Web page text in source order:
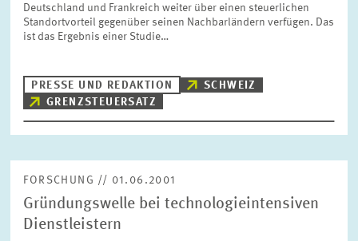
Deutschland und Frankreich weiter über einen steuerlichen
Standortvorteil gegenüber seinen Nachbarländern verfügen. Das
ist das Ergebnis einer Studie…
PRESSE UND REDAKTION
SCHWEIZ
GRENZSTEUERSATZ
FORSCHUNG // 01.06.2001
Gründungswelle bei technologieintensiven
Dienstleistern